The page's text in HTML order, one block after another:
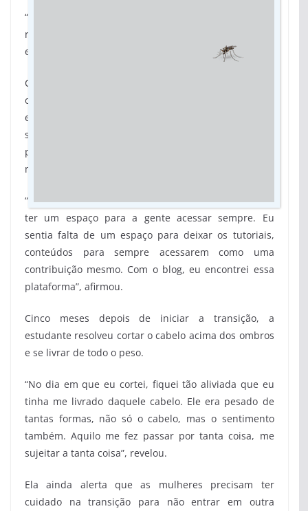
“A gente tinha alguma peça que não servia, aí
remendava, comprava tecido e fazia uma barra. Isso
era muito bacana”, relembrou.
Com isso, os colegas passaram a cobrar que Larissa
os ensinasse. Ela, então, teve a ideia de disponibilizar
esse conteúdo no stories do seu Instagram. Porém,
sentiu a necessidade de ter um espaço onde as
pessoas pudessem acessar o conteúdo a qualquer
momento.
“As pessoas começaram a me cobrar: você poderia
ter um espaço para a gente acessar sempre. Eu
sentia falta de um espaço para deixar os tutoriais,
conteúdos para sempre acessarem como uma
contribuição mesmo. Com o blog, eu encontrei essa
plataforma”, afirmou.
Cinco meses depois de iniciar a transição, a
estudante resolveu cortar o cabelo acima dos ombros
e se livrar de todo o peso.
“No dia em que eu cortei, fiquei tão aliviada que eu
tinha me livrado daquele cabelo. Ele era pesado de
tantas formas, não só o cabelo, mas o sentimento
também. Aquilo me fez passar por tanta coisa, me
sujeitar a tanta coisa”, revelou.
Ela ainda alerta que as mulheres precisam ter
cuidado na transição para não entrar em outra